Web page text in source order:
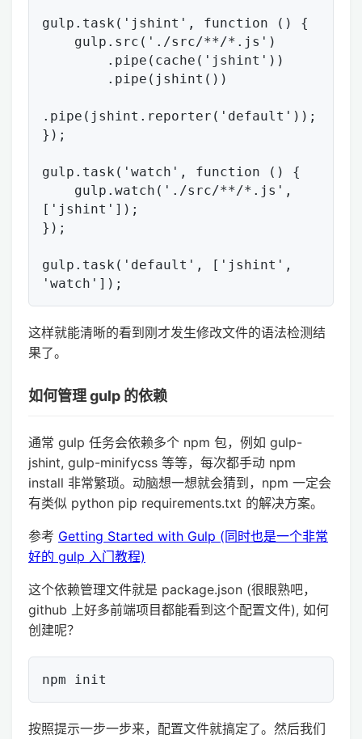
gulp.task('jshint', function () {
.pipe(jshint.reporter('default'));
});
gulp.task('watch', function () {
['jshint']);
});
gulp.task('default', ['jshint',
这样就能清晰的看到刚才发生修改文件的语法检测结
果了。
如何管理 gulp 的依赖
通常 gulp 任务会依赖多个 npm 包，例如 gulp-
jshint, gulp-minifycss 等等，每次都手动 npm
install 非常繁琐。动脑想一想就会猜到，npm 一定会
有类似 python pip requirements.txt 的解决方案。
参考 Getting Started with Gulp (同时也是一个非常
好的 gulp 入门教程)
这个依赖管理文件就是 package.json (很眼熟吧，
github 上好多前端项目都能看到这个配置文件), 如何
创建呢？
按照提示一步一步来，配置文件就搞定了。然后我们